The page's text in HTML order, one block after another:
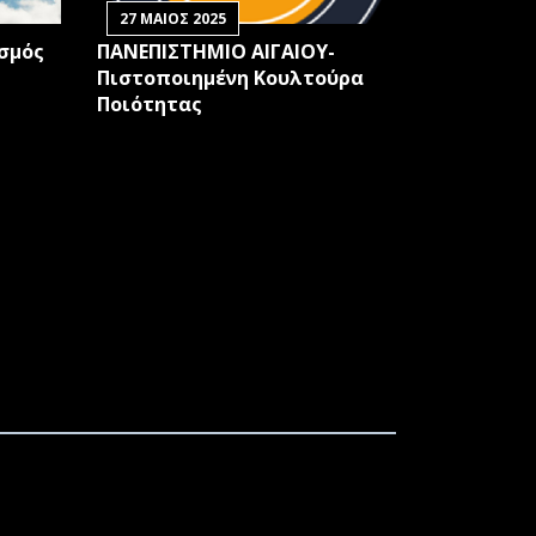
27 ΜΑΙΟΣ 2025
ΠΑΝΕΠΙΣΤΗΜΙΟ ΑΙΓΑΙΟΥ-
Πιστοποιημένη Κουλτούρα
Ποιότητας